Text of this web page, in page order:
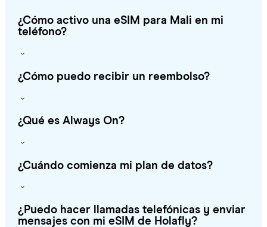
¿Cómo activo una eSIM para Mali en mi
teléfono?
¿Cómo puedo recibir un reembolso?
¿Qué es Always On?
¿Cuándo comienza mi plan de datos?
¿Puedo hacer llamadas telefónicas y enviar
mensajes con mi eSIM de Holafly?